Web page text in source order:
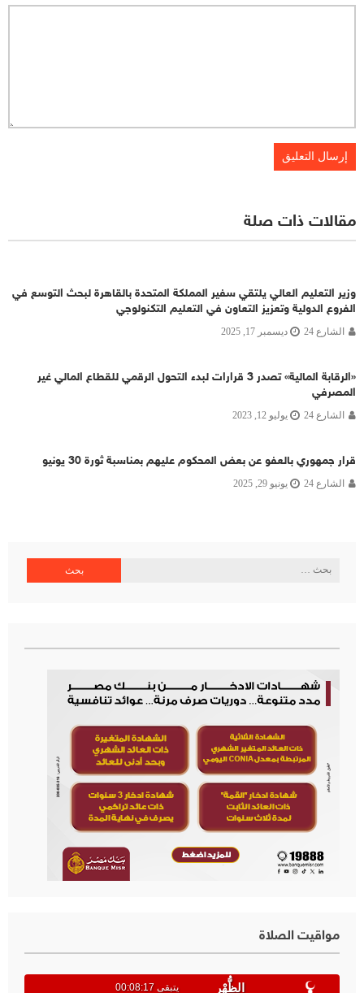
مقالات ذات صلة
وزير التعليم العالي يلتقي سفير المملكة المتحدة بالقاهرة لبحث التوسع في
الفروع الدولية وتعزيز التعاون في التعليم التكنولوجي
الشارع 24 ديسمبر 17, 2025
«الرقابة المالية» تصدر 3 قرارات لبدء التحول الرقمي للقطاع المالي غير
المصرفي
الشارع 24 يوليو 12, 2023
قرار جمهوري بالعفو عن بعض المحكوم عليهم بمناسبة ثورة 30 يونيو
الشارع 24 يونيو 29, 2025
البحث
مواقيت الصلاة